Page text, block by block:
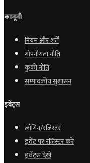
कानूनी
नियम और शर्तें
गोपनीयता नीति
कुकी नीति
सम्पादकीय सुशासन
इवेंट्स
लॉगिन/रजिस्टर
इवेंट पर रजिस्टर करें
इवेंट्स देखें